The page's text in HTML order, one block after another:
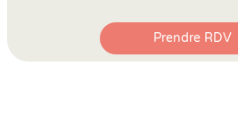
Prendre RDV